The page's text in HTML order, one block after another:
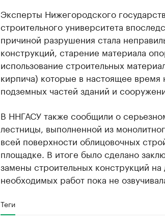
Эксперты Нижегородского
строительного университета
причиной разрушения стала
конструкций, старение материала
использование строительных
кирпича) которые в настоящее
подземных частей зданий и
В ННГАСУ также сообщили о
лестницы, выполненной из
всей поверхности облицовочных
площадке. В итоге было сделано
замены строительных конструкций
необходимых работ пока не
Теги